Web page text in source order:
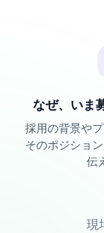
なぜ、いま
採用の背景や
そのポジショ
伝
現